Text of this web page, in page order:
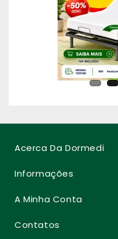
Acerca Da Dormedi
Informações
A Minha Conta
Contatos